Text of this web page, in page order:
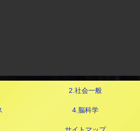
2.社会一般
4.脳科学
サイトマップ